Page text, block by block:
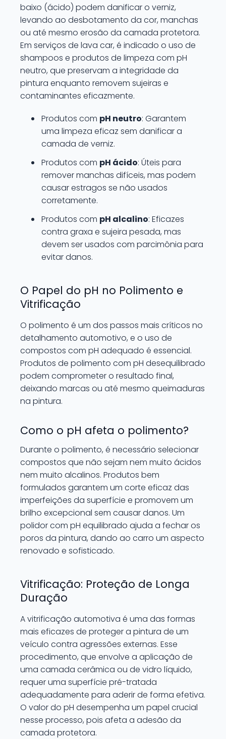
baixo (ácido) podem danificar o verniz,
levando ao desbotamento da cor, manchas
ou até mesmo erosão da camada protetora.
Em serviços de lava car, é indicado o uso de
shampoos e produtos de limpeza com pH
neutro, que preservam a integridade da
pintura enquanto removem sujeiras e
contaminantes eficazmente.
Produtos com pH neutro: Garantem
uma limpeza eficaz sem danificar a
camada de verniz.
Produtos com pH ácido: Úteis para
remover manchas difíceis, mas podem
causar estragos se não usados
corretamente.
Produtos com pH alcalino: Eficazes
contra graxa e sujeira pesada, mas
devem ser usados com parcimônia para
evitar danos.
O Papel do pH no Polimento e
Vitrificação
O polimento é um dos passos mais críticos no
detalhamento automotivo, e o uso de
compostos com pH adequado é essencial.
Produtos de polimento com pH desequilibrado
podem comprometer o resultado final,
deixando marcas ou até mesmo queimaduras
na pintura.
Como o pH afeta o polimento?
Durante o polimento, é necessário selecionar
compostos que não sejam nem muito ácidos
nem muito alcalinos. Produtos bem
formulados garantem um corte eficaz das
imperfeições da superfície e promovem um
brilho excepcional sem causar danos. Um
polidor com pH equilibrado ajuda a fechar os
poros da pintura, dando ao carro um aspecto
renovado e sofisticado.
Vitrificação: Proteção de Longa
Duração
A vitrificação automotiva é uma das formas
mais eficazes de proteger a pintura de um
veículo contra agressões externas. Esse
procedimento, que envolve a aplicação de
uma camada cerâmica ou de vidro líquido,
requer uma superfície pré-tratada
adequadamente para aderir de forma efetiva.
O valor do pH desempenha um papel crucial
nesse processo, pois afeta a adesão da
camada protetora.